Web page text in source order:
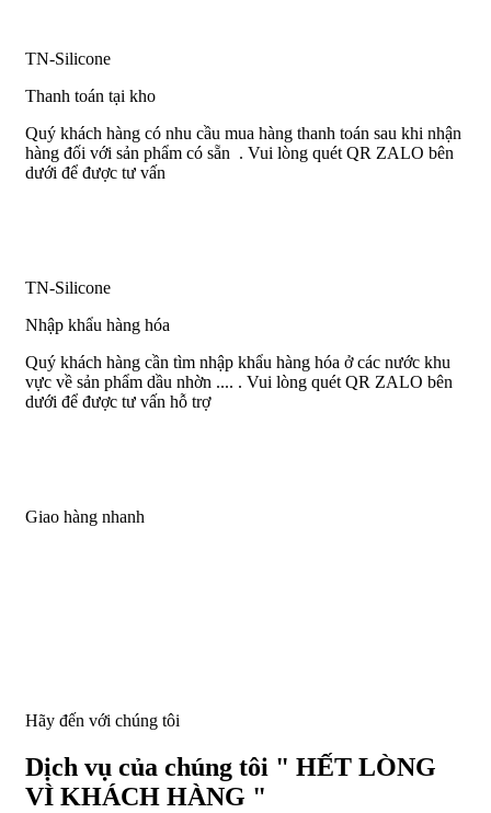
TN-Silicone
Thanh toán tại kho
Quý khách hàng có nhu cầu mua hàng thanh toán sau khi nhận
hàng đối với sản phẩm có sẵn . Vui lòng quét QR ZALO bên
dưới để được tư vấn
TN-Silicone
Nhập khẩu hàng hóa
Quý khách hàng cần tìm nhập khẩu hàng hóa ở các nước khu
vực về sản phẩm dầu nhờn .... . Vui lòng quét QR ZALO bên
dưới để được tư vấn hỗ trợ
Giao hàng nhanh
Hãy đến với chúng tôi
Dịch vụ của chúng tôi " HẾT LÒNG
VÌ KHÁCH HÀNG "